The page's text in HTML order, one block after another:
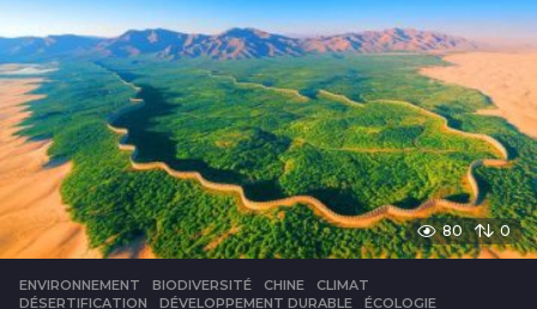
a
i
n
e
s
80 0
ENVIRONNEMENT BIODIVERSITÉ ,CHINE ,CLIMAT
DÉSERTIFICATION
,DÉVELOPPEMENT DURABLE ,ÉCOLOGIE